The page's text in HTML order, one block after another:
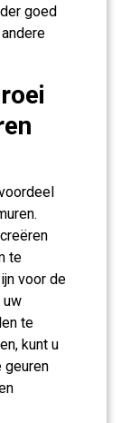
goed
te
voor de
uw
te
kunt u
geuren